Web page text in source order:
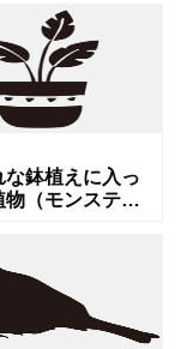
です。登山、ハ
、トレッキング
アクティビティ
、自然保護、環
な鉢植えに入っ
物（モンステラ
気を演出した
ンにぴったりで
ェのメニュー、